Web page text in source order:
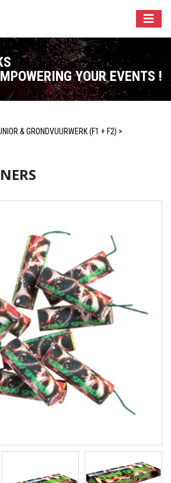
YOUR EVENTS !
& GRONDVUURWERK (F1 + F2) >